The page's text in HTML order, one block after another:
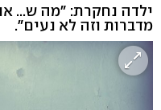
ילדה נחקרת: "מה ש...
מדברות וזה לא נעים".